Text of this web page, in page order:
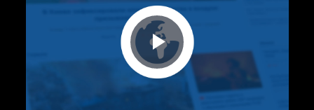
Play Video